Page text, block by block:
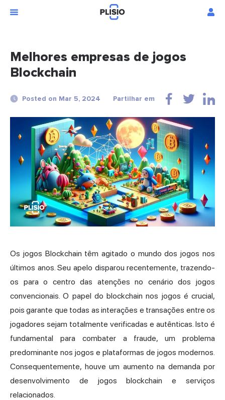
Melhores empresas de jogos
Blockchain
Posted on Mar 5, 2024 Partilhar em
Os jogos Blockchain têm agitado o mundo dos jogos nos
últimos anos. Seu apelo disparou recentemente, trazendo-
os para o centro das atenções no cenário dos jogos
convencionais. O papel do blockchain nos jogos é crucial,
pois garante que todas as interações e transações entre os
jogadores sejam totalmente verificadas e autênticas. Isto é
fundamental para combater a fraude, um problema
predominante nos jogos e plataformas de jogos modernos.
Consequentemente, houve um aumento na demanda por
desenvolvimento de jogos blockchain e serviços
relacionados.